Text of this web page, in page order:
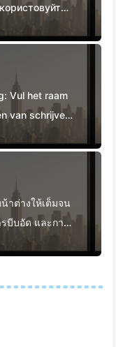
та ізоляції,
вчимося
Vul het raam
van schrijven,
houd ruis
170
าต่างให้เต็มจน
รบีบอัด และการ
ารรบกวนจาก